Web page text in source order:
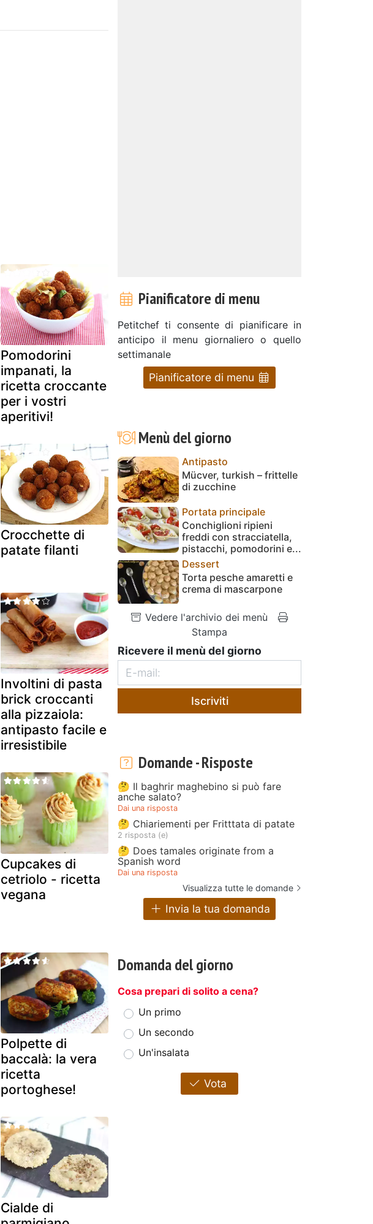
Pomodorini
impanati, la
ricetta croccante
per i vostri
aperitivi!
Crocchette di
patate filanti
Involtini di pasta
brick croccanti
alla pizzaiola:
antipasto facile e
irresistibile
Cupcakes di
cetriolo - ricetta
vegana
Polpette di
baccalà: la vera
ricetta
portoghese!
Cialde di
Pianificatore di menu
Petitchef ti consente di pianificare in
anticipo il menu giornaliero o quello
settimanale
Pianificatore di menu
Menù del giorno
Antipasto
Mücver, turkish – frittelle
di zucchine
Portata principale
Conchiglioni ripieni
freddi con stracciatella,
pistacchi, pomodorini e...
Dessert
Torta pesche amaretti e
crema di mascarpone
Vedere l'archivio dei menù
Stampa
Ricevere il menù del giorno
Iscriviti
Domande - Risposte
🤔 Il baghrir maghebino si può fare
anche salato?
Dai una risposta
🤔 Chiariementi per Fritttata di patate
2 risposta (e)
🤔 Does tamales originate from a
Spanish word
Dai una risposta
Visualizza tutte le domande
Invia la tua domanda
Domanda del giorno
Cosa prepari di solito a cena?
Un primo
Un secondo
Un'insalata
Vota